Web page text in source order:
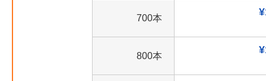
700本
800本